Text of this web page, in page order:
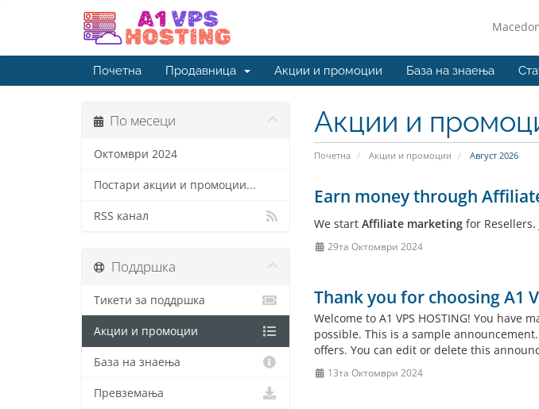
Почетна Продавница Акции и промоции База на знаења
Акции и
Почетна Акции и промоции Август 2026
По месеци
Октомври 2024
Постари акции и промоции...
RSS канал
Earn money through
We start Affiliate marketingfor Resellers.
29та Октомври 2024
Thank you for choosing A1
Welcome to A1 VPS HOSTING! You
possible. This is a sample
offers. You can edit or delete this
13та Октомври 2024
Поддршка
Тикети за поддршка
Акции и промоции
База на знаења
Превземања